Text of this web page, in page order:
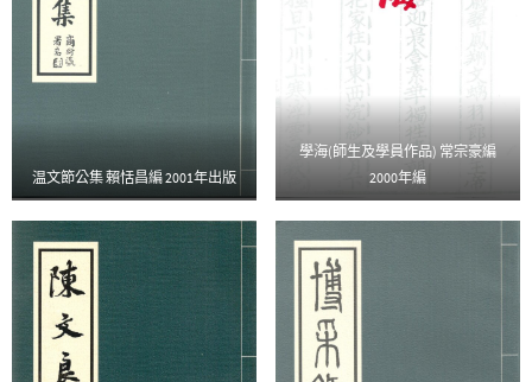
温文節公集 賴恬昌編 2001年出版
學海(師生及學員作品) 常宗豪編
2000年編